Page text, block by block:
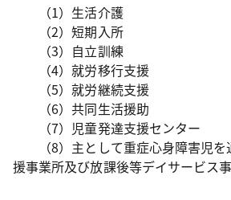
（1）生活介護
（2）短期入所
（3）自立訓練
（4）就労移行支援
（5）就労継続支援
（6）共同生活援助
（7）児童発達支援センター
（8）主として重症心身障害児を
援事業所及び放課後等デイサービス